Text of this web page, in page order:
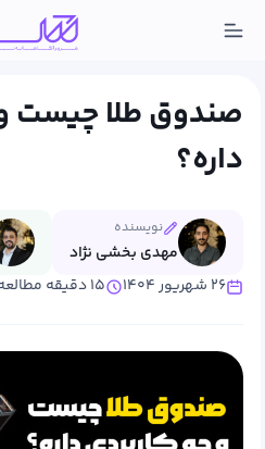
صندوق طلا چیست
داره؟
نویسنده
مهدی بخشی نژاد
۲۶ شهریور ۱۴۰۴
۱۵ دقیقه مطالعه